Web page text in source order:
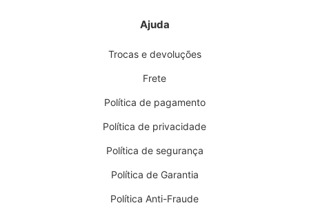
Ajuda
Trocas e devoluções
Frete
Política de pagamento
Política de privacidade
Política de segurança
Política de Garantia
Política Anti-Fraude